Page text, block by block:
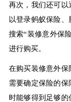
再次，我们还可
以登录蚂蚁保险
搜索“装修意外保
进行购买。
在购买装修意外
需要确定保险的
时能够得到足够